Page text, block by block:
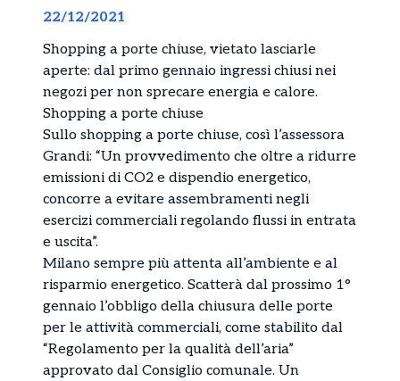
22/12/2021
Shopping a porte chiuse, vietato lasciarle
aperte: dal primo gennaio ingressi chiusi nei
negozi per non sprecare energia e calore.
Shopping a porte chiuse
Sullo shopping a porte chiuse, così l’assessora
Grandi: “Un provvedimento che oltre a ridurre
emissioni di CO2 e dispendio energetico,
concorre a evitare assembramenti negli
esercizi commerciali regolando flussi in entrata
e uscita”.
Milano sempre più attenta all’ambiente e al
risparmio energetico. Scatterà dal prossimo 1°
gennaio l’obbligo della chiusura delle porte
per le attività commerciali, come stabilito dal
“Regolamento per la qualità dell’aria”
approvato dal Consiglio comunale. Un